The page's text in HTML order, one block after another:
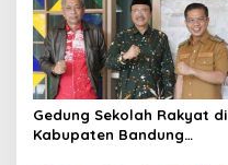
Gedung Sekolah Rakyat di
Kabupaten Bandung